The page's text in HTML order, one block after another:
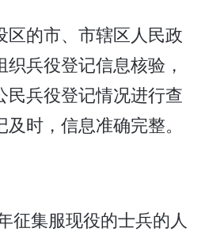
区的市、市辖区人民政
兵役登记信息核验，
民兵役登记情况进行查
时，信息准确完整。
征集服现役的士兵的人